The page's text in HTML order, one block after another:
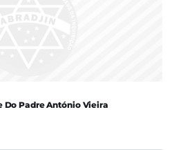
Do Padre António Vieira